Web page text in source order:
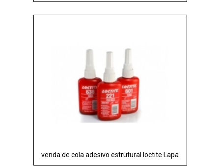
venda de cola adesivo estrutural loctite Lapa